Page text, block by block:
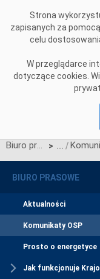
Strona
zapisanych za
celu
W przeglądarce
dotyczące cookies.
Biuro prasowe >
BIURO PRASOWE
Aktualności
Komunikaty OSP
Prosto o energetyce
Jak funkcjonuje